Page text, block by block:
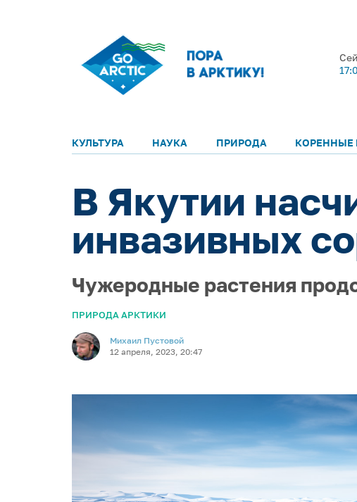
КУЛЬТУРА НАУКА ПРИРОДА КОРЕННЫЕ
В Якутии
инвазивных
Чужеродные растения
ПРИРОДА АРКТИКИ
Михаил Пустовой
12 апреля, 2023, 20:47